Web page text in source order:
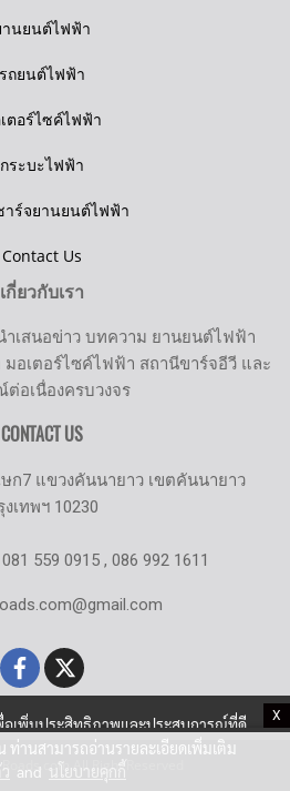
X
านยนต์ไฟฟ้า
รถยนต์ไฟฟ้า
ตอร์ไซค์ไฟฟ้า
กระบะไฟฟ้า
าร์จยานยนต์ไฟฟ้า
Contact Us
เกี่ยวกับเรา
นำเสนอข่าว บทความ ยานยนต์ไฟฟ้า
อเตอร์ไซค์ไฟฟ้า สถานีขาร์จอีวี และ
อเนื่องครบวงจร
CONTACT US
ก7 แขวงคันนายาว เขตคันนายาว
งเทพฯ 10230
559 0915 , 086 992 1611
All Right Reserved
อเพิ่มประสิทธิภาพและประสบการณ์ที่ดี
ท่านสามารถอ่านรายละเอียดเพิ่มเติม
and นโยบายคุกกี้